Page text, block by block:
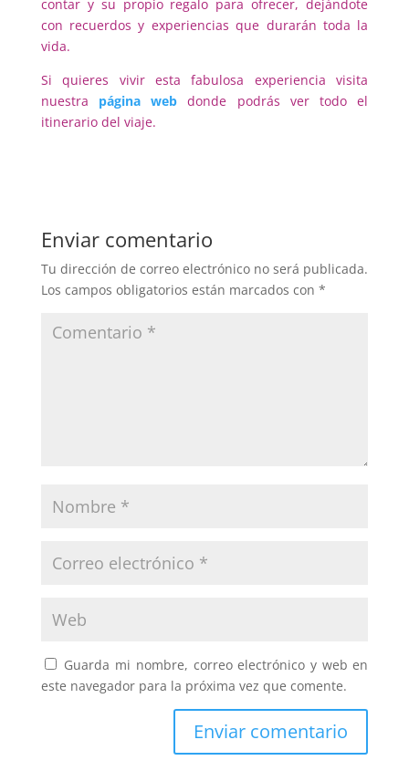
contar y su propio regalo para ofrecer, dejándote
con recuerdos y experiencias que durarán toda la
vida.
Si quieres vivir esta fabulosa experiencia visita
nuestra página web donde podrás ver todo el
itinerario del viaje.
Enviar comentario
Tu dirección de correo electrónico no será publicada.
Los campos obligatorios están marcados con *
Guarda mi nombre, correo electrónico y web en
este navegador para la próxima vez que comente.